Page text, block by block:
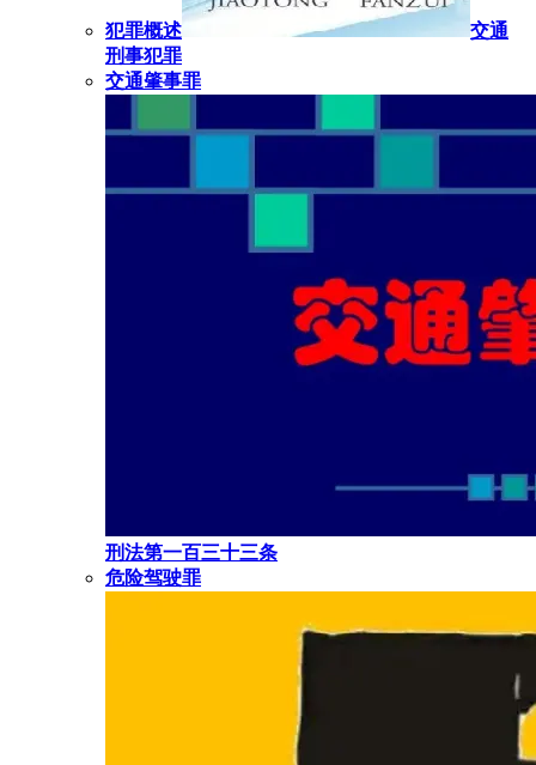
犯罪概述
交通
刑事犯罪
交通肇事罪
刑法第一百三十三条
危险驾驶罪